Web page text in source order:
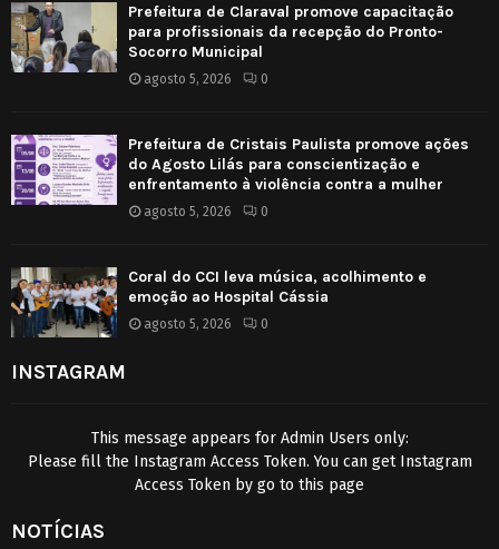
Prefeitura de Claraval promove capacitação
para profissionais da recepção do Pronto-
Socorro Municipal
agosto 5, 2026 0
Prefeitura de Cristais Paulista promove ações
do Agosto Lilás para conscientização e
enfrentamento à violência contra a mulher
agosto 5, 2026 0
Coral do CCI leva música, acolhimento e
emoção ao Hospital Cássia
agosto 5, 2026 0
INSTAGRAM
This message appears for Admin Users only:
Please fill the Instagram Access Token. You can get Instagram
Access Token by go to this page
NOTÍCIAS